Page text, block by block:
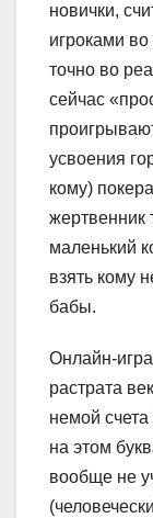
новички,
игроками
точно во
сейчас
усвоения
кому)
жертвенник
маленький
взять кому
бабы.
Онлайн-
растрата
немой
на этом
вообще не